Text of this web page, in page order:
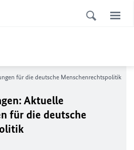
für die deutsche Menschenrechtspolitik
Aktuelle
für die deutsche